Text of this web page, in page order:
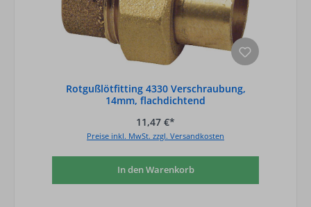
Rotgußlötfitting 4330 Verschraubung,
14mm, flachdichtend
11,47 €*
Preise inkl. MwSt. zzgl. Versandkosten
In den Warenkorb